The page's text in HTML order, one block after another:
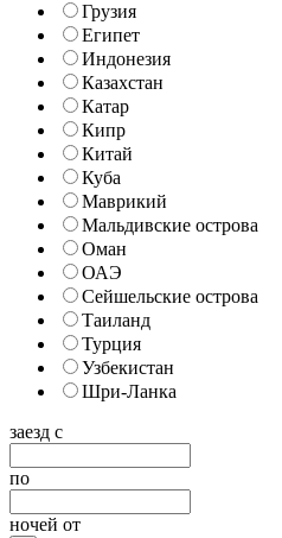
Грузия
Египет
Индонезия
Казахстан
Катар
Кипр
Китай
Куба
Маврикий
Мальдивские острова
Оман
ОАЭ
Сейшельские острова
Таиланд
Турция
Узбекистан
Шри-Ланка
заезд с
по
ночей от